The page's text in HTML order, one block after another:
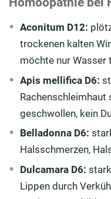
Aconitum D12:
trockenen kalten
möchte nur Wasser
Apis mellifica D6:
geschwollen, kein
Belladonna D6:
Halsschmerzen,
Dulcamara D6:
Lippen durch